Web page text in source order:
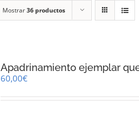
Mostrar36 productos
Apadrinamiento ejemplar
60,00€